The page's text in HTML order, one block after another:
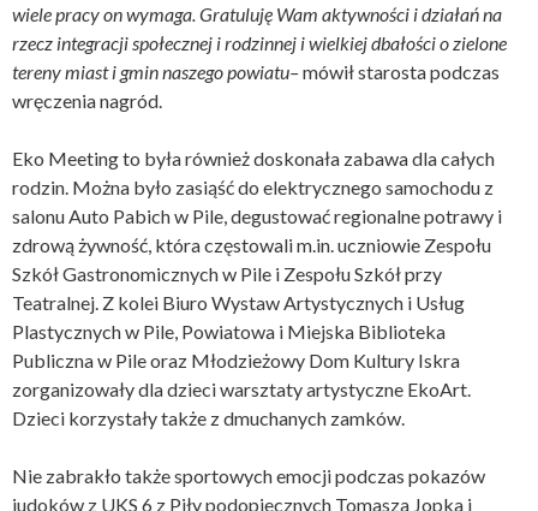
wiele pracy on wymaga. Gratuluję Wam aktywności i działań na
rzecz integracji społecznej i rodzinnej i wielkiej dbałości o zielone
tereny miast i gmin naszego powiatu–mówił starosta podczas
wręczenia nagród.
Eko Meeting to była również doskonała zabawa dla całych
rodzin. Można było zasiąść do elektrycznego samochodu z
salonu Auto Pabich w Pile, degustować regionalne potrawy i
zdrową żywność, która częstowali m.in. uczniowie Zespołu
Szkół Gastronomicznych w Pile i Zespołu Szkół przy
Teatralnej. Z kolei Biuro Wystaw Artystycznych i Usług
Plastycznych w Pile, Powiatowa i Miejska Biblioteka
Publiczna w Pile oraz Młodzieżowy Dom Kultury Iskra
zorganizowały dla dzieci warsztaty artystyczne EkoArt.
Dzieci korzystały także z dmuchanych zamków.
Nie zabrakło także sportowych emocji podczas pokazów
judoków z UKS 6 z Piły podopiecznych Tomasza Jopka i